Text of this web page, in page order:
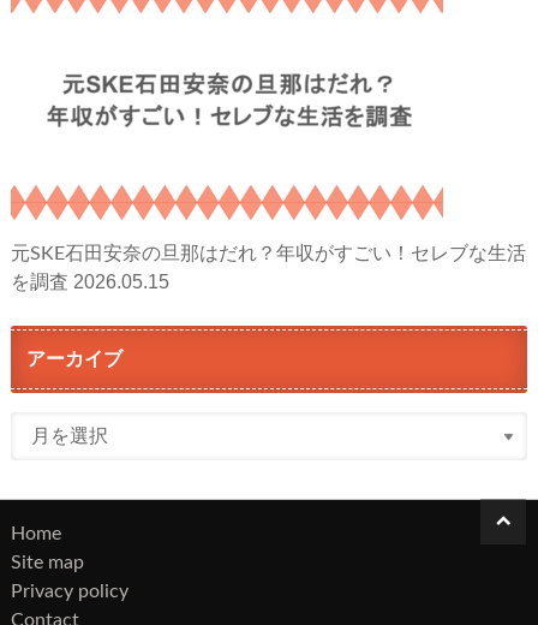
元SKE石田安奈の旦那はだれ？年収がすごい！セレブな生活
を調査 2026.05.15
アーカイブ
ブ
Home
Site map
Privacy policy
Contact